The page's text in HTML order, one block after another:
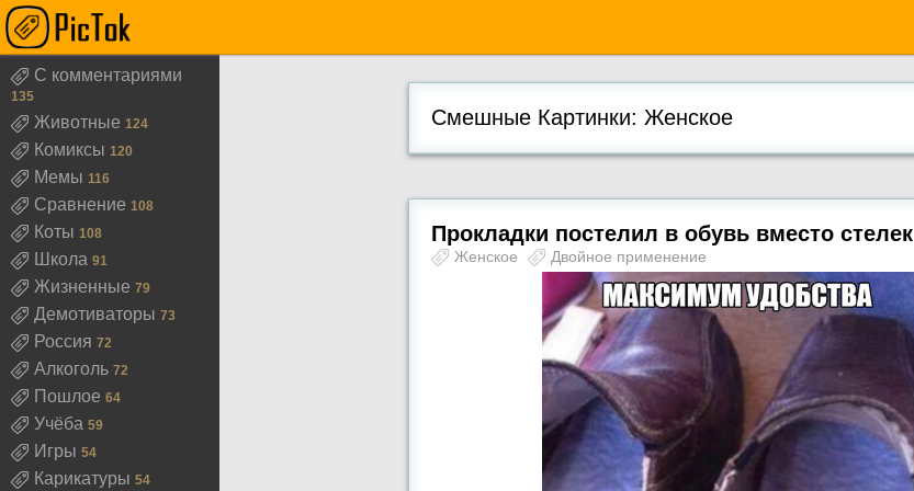
С комментариями
135
Животные 124
Комиксы 120
Мемы 116
Сравнение 108
Коты 108
Школа 91
Жизненные 79
Демотиваторы 73
Россия 72
Алкоголь 72
Пошлое 64
Учёба 59
Игры 54
Карикатуры 54
Смешные Картинки: Женское
Прокладки постелил в обувь вместо стелек
Женское Двойное применение